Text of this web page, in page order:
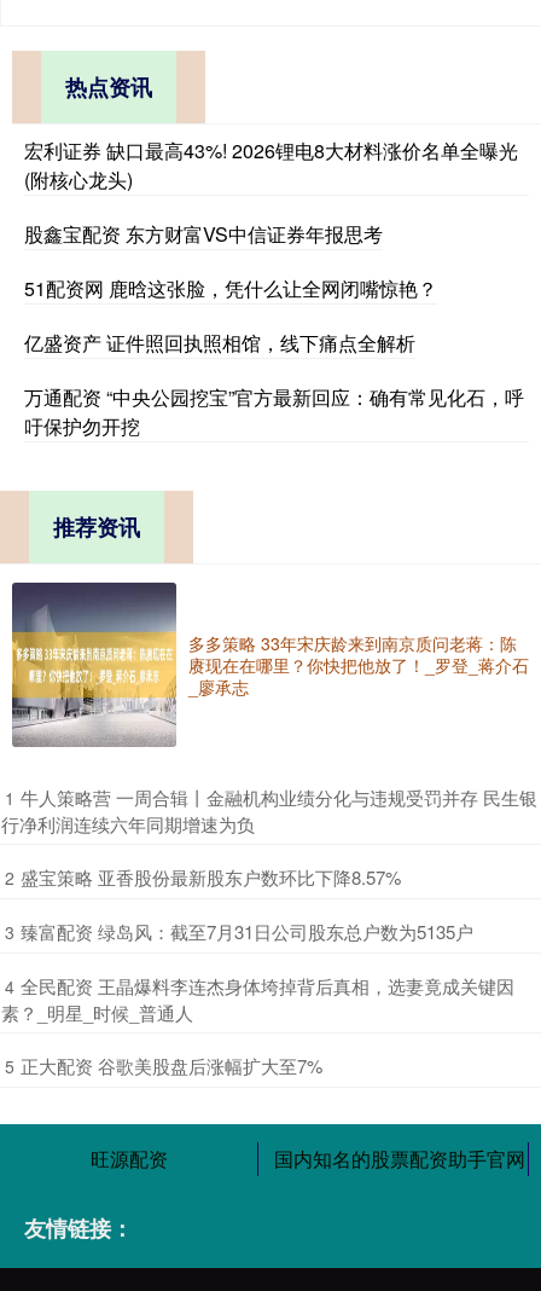
热点资讯
宏利证券 缺口最高43%! 2026锂电8大材料涨价名单全曝光
(附核心龙头)
股鑫宝配资 东方财富VS中信证券年报思考
51配资网 鹿晗这张脸，凭什么让全网闭嘴惊艳？
亿盛资产 证件照回执照相馆，线下痛点全解析
万通配资 “中央公园挖宝”官方最新回应：确有常见化石，呼
吁保护勿开挖
推荐资讯
多多策略 33年宋庆龄来到南京质问老蒋：陈
赓现在在哪里？你快把他放了！_罗登_蒋介石
_廖承志
1 ​牛人策略营 一周合辑丨金融机构业绩分化与违规受罚并存 民生银
行净利润连续六年同期增速为负
2 ​盛宝策略 亚香股份最新股东户数环比下降8.57%
3 ​臻富配资 绿岛风：截至7月31日公司股东总户数为5135户
4 ​全民配资 王晶爆料李连杰身体垮掉背后真相，选妻竟成关键因
素？_明星_时候_普通人
5 ​正大配资 谷歌美股盘后涨幅扩大至7%
旺源配资 国内知名的股票配资助手官网
友情链接：